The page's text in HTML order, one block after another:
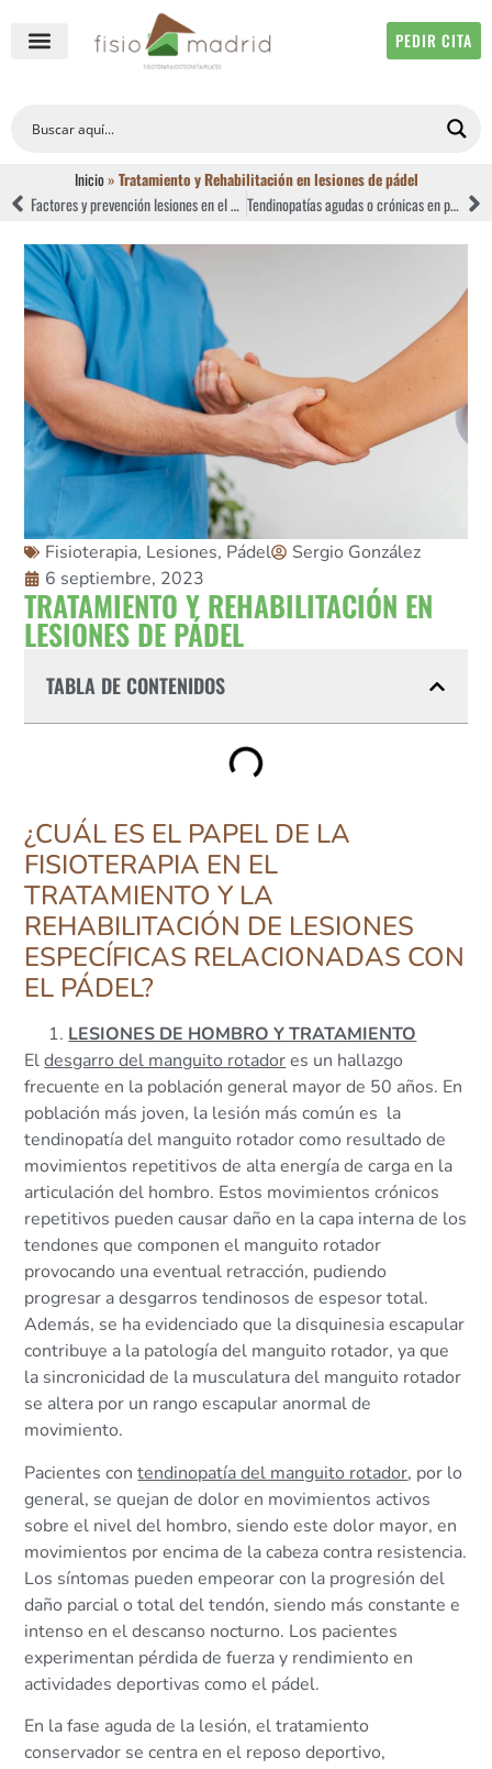
PEDIR CITA
Inicio» Tratamiento y Rehabilitación en lesiones de pádel
Factores y prevención lesiones en el pádel Tendinopatías agudas o crónicas en pádel
Fisioterapia, Lesiones, Pádel
Sergio González
6 septiembre, 2023
TRATAMIENTO Y REHABILITACIÓN EN
LESIONES DE PÁDEL
TABLA DE CONTENIDOS
¿CUÁL ES EL PAPEL DE LA
FISIOTERAPIA EN EL
TRATAMIENTO Y LA
REHABILITACIÓN DE LESIONES
ESPECÍFICAS RELACIONADAS CON
EL PÁDEL?
LESIONES DE HOMBRO Y TRATAMIENTO
Eldesgarro del manguito rotadores un hallazgo
frecuente en la población general mayor de 50 años. En
población más joven, la lesión más común es la
tendinopatía del manguito rotador como resultado de
movimientos repetitivos de alta energía de carga en la
articulación del hombro. Estos movimientos crónicos
repetitivos pueden causar daño en la capa interna de los
tendones que componen el manguito rotador
provocando una eventual retracción, pudiendo
progresar a desgarros tendinosos de espesor total.
Además, se ha evidenciado que la disquinesia escapular
contribuye a la patología del manguito rotador, ya que
la sincronicidad de la musculatura del manguito rotador
se altera por un rango escapular anormal de
movimiento.
Pacientes contendinopatía del manguito rotador, por lo
general, se quejan de dolor en movimientos activos
sobre el nivel del hombro, siendo este dolor mayor, en
movimientos por encima de la cabeza contra resistencia.
Los síntomas pueden empeorar con la progresión del
daño parcial o total del tendón, siendo más constante e
intenso en el descanso nocturno. Los pacientes
experimentan pérdida de fuerza y rendimiento en
actividades deportivas como el pádel.
En la fase aguda de la lesión, el tratamiento
conservador se centra en el reposo deportivo,